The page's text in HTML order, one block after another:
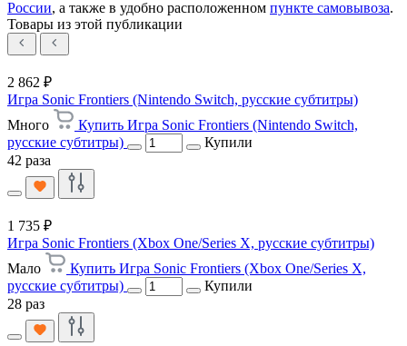
России, а также в удобно расположенном пункте самовывоза.
Товары из этой публикации
2 862 ₽
Игра Sonic Frontiers (Nintendo Switch, русские субтитры)
Много
Купить Игра Sonic Frontiers (Nintendo Switch,
русские субтитры)
Купили
42 раза
1 735 ₽
Игра Sonic Frontiers (Xbox One/Series X, русские субтитры)
Мало
Купить Игра Sonic Frontiers (Xbox One/Series X,
русские субтитры)
Купили
28 раз